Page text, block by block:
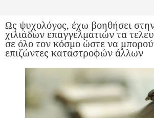
Ως ψυχολόγος, έχω βοηθήσει
χιλιάδων επαγγελματιών τα
σε όλο τον κόσμο ώστε να
επιζώντες καταστροφών άλλων